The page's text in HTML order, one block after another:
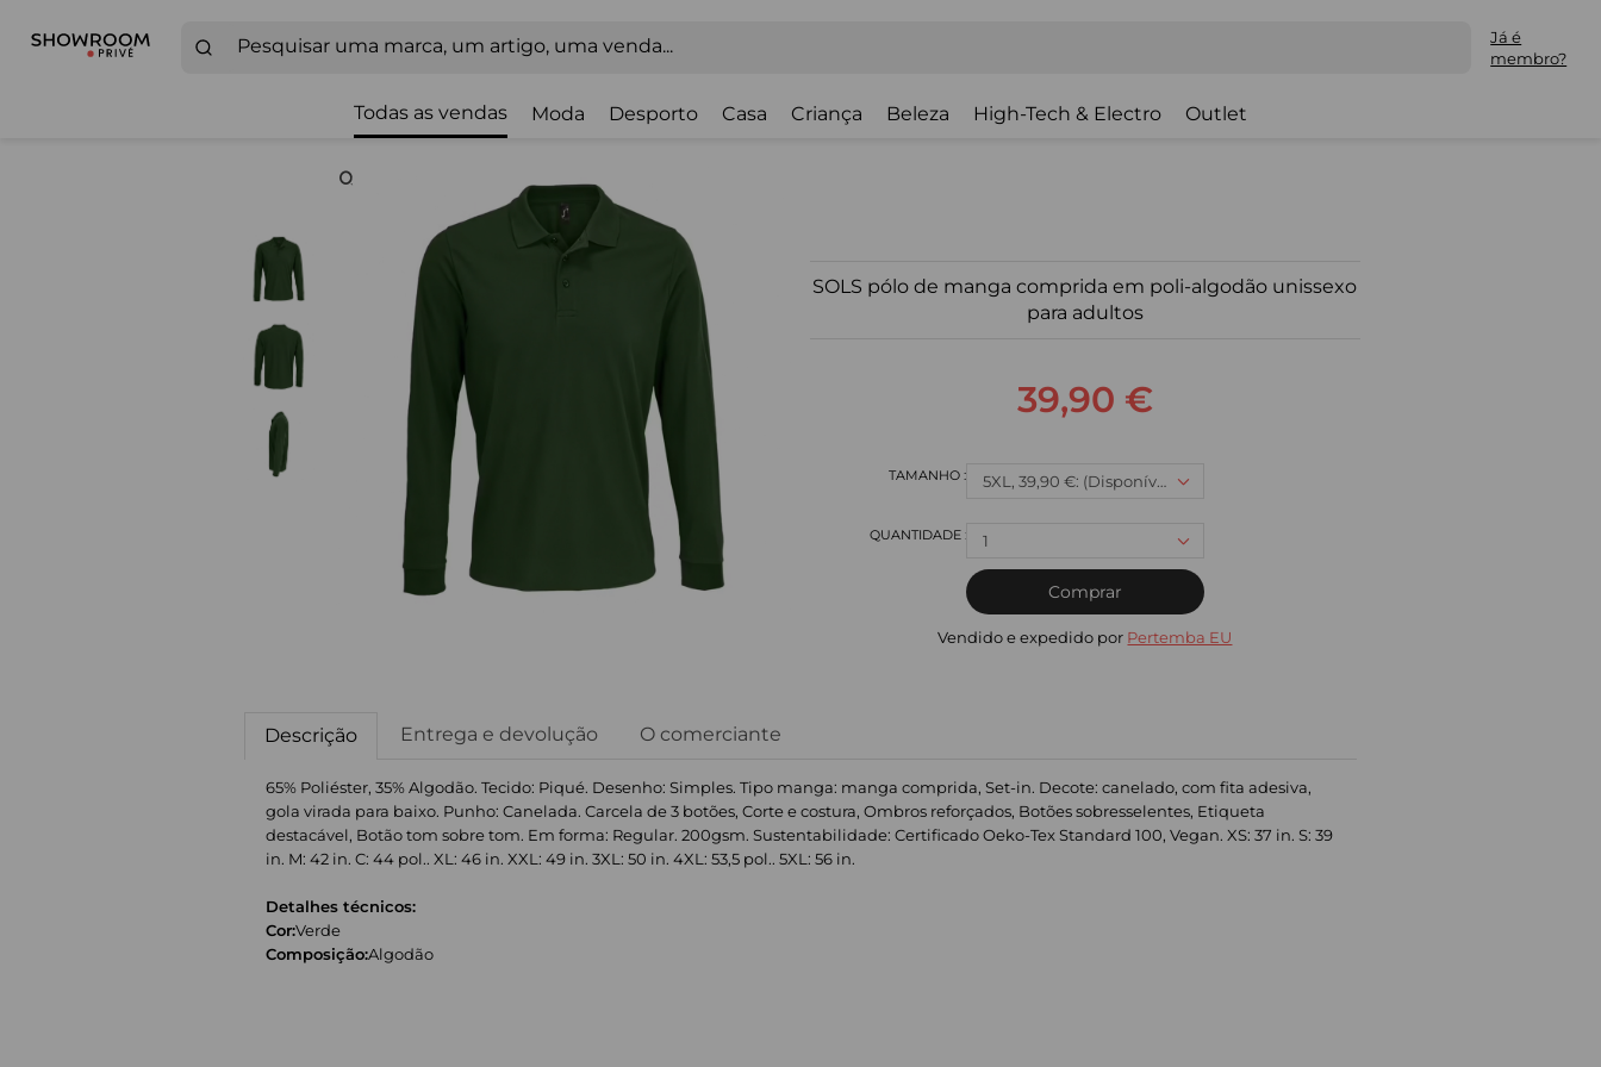
Já é
membro?
Todas as vendas Moda Desporto Casa Criança Beleza High-Tech & Electro Outlet
SOLS pólo de manga comprida em poli-algodão unissexo
para adultos
39,90 €
5XL, 39,90 €: (Disponível)
1
Comprar
Vendido e expedido por Pertemba EU
Descrição Entrega e devolução O comerciante
65% Poliéster, 35% Algodão. Tecido: Piqué. Desenho: Simples. Tipo manga: manga comprida, Set-in. Decote: canelado, com fita adesiva,
gola virada para baixo. Punho: Canelada. Carcela de 3 botões, Corte e costura, Ombros reforçados, Botões sobresselentes, Etiqueta
destacável, Botão tom sobre tom. Em forma: Regular. 200gsm. Sustentabilidade: Certificado Oeko-Tex Standard 100, Vegan. XS: 37 in. S: 39
in. M: 42 in. C: 44 pol.. XL: 46 in. XXL: 49 in. 3XL: 50 in. 4XL: 53,5 pol.. 5XL: 56 in.
Detalhes técnicos:
Cor:Verde
Composição:Algodão